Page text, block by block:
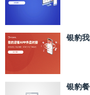
银豹
银豹